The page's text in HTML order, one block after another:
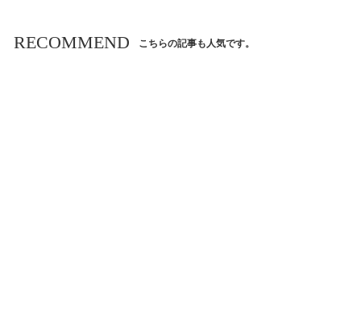
RECOMMEND こちらの記事も人気です。